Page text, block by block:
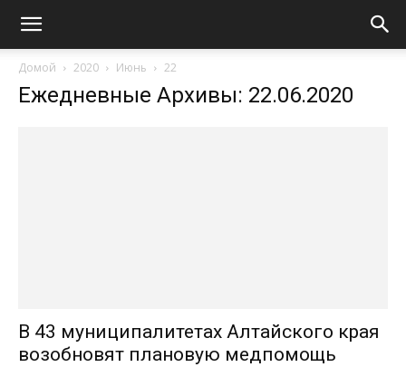
Домой 2020 Июнь 22
Ежедневные Архивы: 22.06.2020
В 43 муниципалитетах Алтайского края
возобновят плановую медпомощь